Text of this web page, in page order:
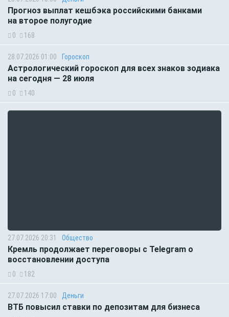
Прогноз выплат кешбэка российскими банками
на второе полугодие
0 168
28.07.2026 01:00 Гороскоп
Астрологический гороскоп для всех знаков зодиака
на сегодня — 28 июля
0 140
27.07.2026 20:31 Общество
Кремль продолжает переговоры с Telegram о
восстановлении доступа
0 182
27.07.2026 17:00 Деньги
ВТБ повысил ставки по депозитам для бизнеса